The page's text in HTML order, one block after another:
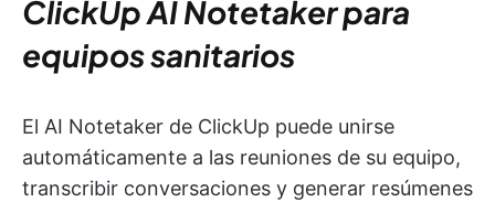
ClickUp AI Notetaker para
equipos sanitarios
El AI Notetaker de ClickUp puede unirse
automáticamente a las reuniones de su equipo,
transcribir conversaciones y generar resúmenes